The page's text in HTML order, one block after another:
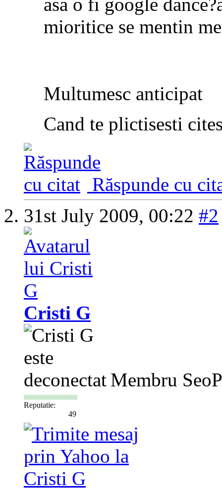
mioritice se mentin
Multumesc anticipat
Cand te plictisesti
Răspunde cu
31st July 2009, 00:22 #2
Cristi G
Membru
Reputatie:
49